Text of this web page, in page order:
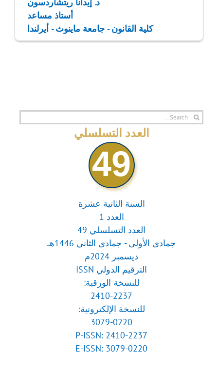
أستاذ مساعد
كلية القانون - جامعة ماينوث - أيرلندا
Search
العدد التسلسلي
49
السنة الثانية عشرة
العدد 1
العدد التسلسلي 49
جمادى الأولى - جمادى الثاني 1446هـ
ديسمبر 2024م
الترقيم الدولي ISSN
للنسخة الورقية:
2410-2237
للنسخة الإلكترونية:
3079-0220
P-ISSN: 2410-2237
E-ISSN: 3079-0220